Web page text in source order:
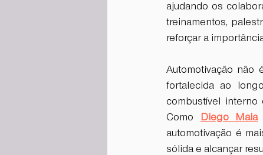
ajudando os
treinamentos,
reforçar a
Automotivação não
fortalecida ao
combustível interno
Como
Diego Maia
automotivação é
sólida e alcançar